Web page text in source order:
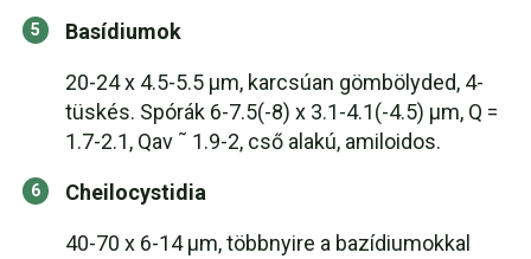
Basídiumok
20-24 x 4.5-5.5 µm, karcsúan gömbölyded, 4-
tüskés. Spórák 6-7.5(-8) x 3.1-4.1(-4.5) µm, Q =
1.7-2.1, Qav ˜ 1.9-2, cső alakú, amiloidos.
Cheilocystidia
40-70 x 6-14 µm, többnyire a bazídiumokkal